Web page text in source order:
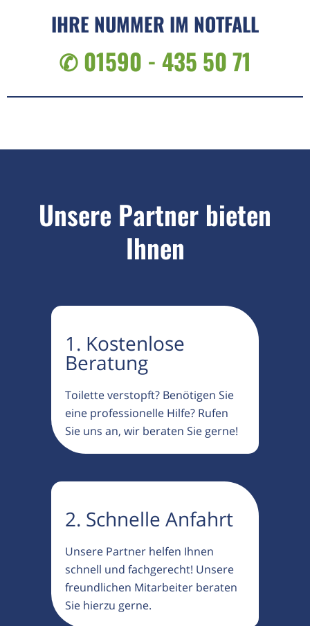
IHRE NUMMER IM NOTFALL
✆ 01590 - 435 50 71
Unsere Partner bieten
Ihnen
1. Kostenlose
Beratung
Toilette verstopft? Benötigen Sie
eine professionelle Hilfe? Rufen
Sie uns an, wir beraten Sie gerne!
2. Schnelle Anfahrt
Unsere Partner helfen Ihnen
schnell und fachgerecht! Unsere
freundlichen Mitarbeiter beraten
Sie hierzu gerne.